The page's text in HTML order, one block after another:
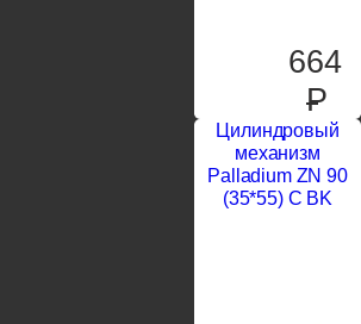
664
P
Цилиндровый
механизм
Palladium ZN 90
(35*55) C BK